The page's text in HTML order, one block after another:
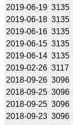
2019-06-19 3135
2019-06-18 3135
2019-06-16 3135
2019-06-15 3135
2019-06-14 3135
2019-02-26 3117
2018-09-26 3096
2018-09-25 3096
2018-09-25 3096
2018-09-23 3096